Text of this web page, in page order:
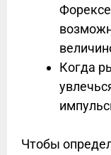
Когда
Чтобы